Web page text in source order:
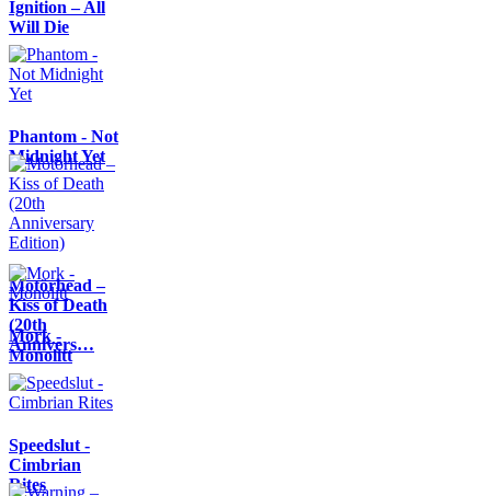
Ignition – All
Will Die
Phantom - Not
Midnight Yet
Motörhead –
Kiss of Death
(20th
Annivers…
Mork -
Monolitt
Speedslut -
Cimbrian
Rites